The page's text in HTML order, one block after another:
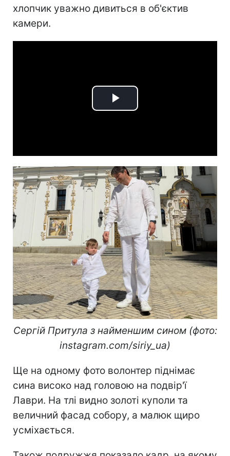
хлопчик уважно дивиться в об'єктив
камери.
Play
Сергій Притула з найменшим сином (фото:
instagram.com/siriy_ua)
Ще на одному фото волонтер піднімає
сина високо над головою на подвір'ї
Лаври. На тлі видно золоті куполи та
величний фасад собору, а малюк щиро
усміхається.